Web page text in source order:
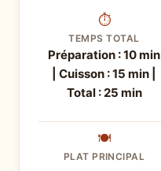
⏱
TEMPS TOTAL
Préparation : 10 min
| Cuisson : 15 min |
Total : 25 min
🍽
PLAT PRINCIPAL